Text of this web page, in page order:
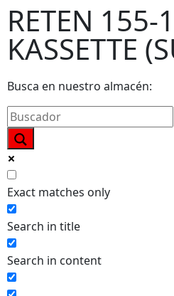
RETEN
KASSETTE
Busca en nuestro almacén:
Exact matches only
Search in title
Search in content